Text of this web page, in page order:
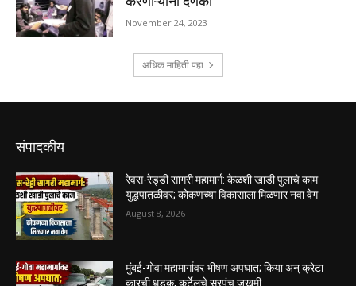
संपादकीय
रेवस-रेड्डी सागरी महामार्ग: केळशी खाडी पुलाचे काम
युद्धपातळीवर; कोकणच्या विकासाला मिळणार नवा वेग
August 8, 2026
मुंबई-गोवा महामार्गावर भीषण अपघात; किया अन् क्रेटा
कारची धडक, कर्टेलचे सरपंच जखमी